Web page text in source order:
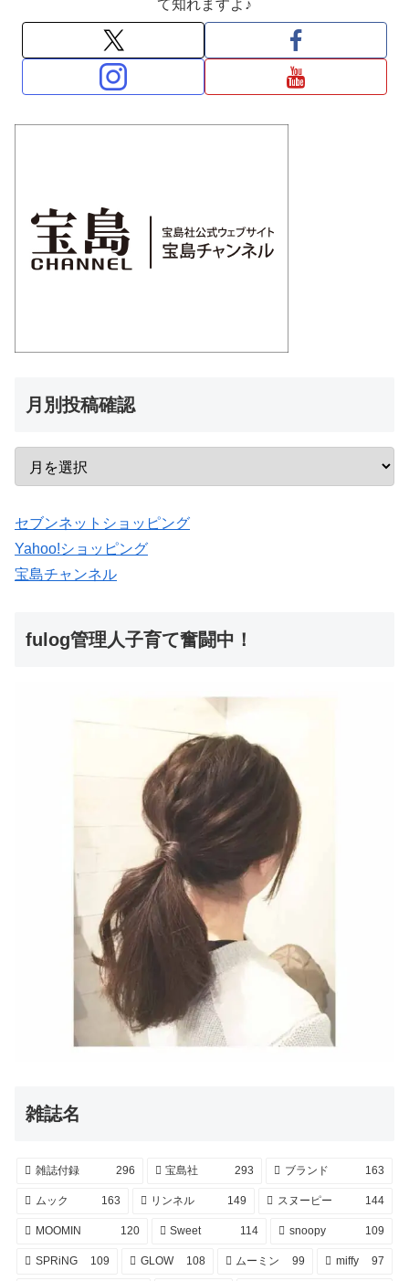
て知れますよ♪
月別投稿確認
セブンネットショッピング
Yahoo!ショッピング
宝島チャンネル
fulog管理人子育て奮闘中！
雑誌名
雑誌付録 296 宝島社 293 ブランド 163
ムック 163 リンネル 149 スヌーピー 144
MOOMIN 120 Sweet 114 snoopy 109
SPRiNG 109 GLOW 108 ムーミン 99 miffy 97